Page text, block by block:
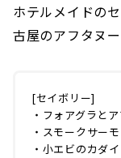
ホテルメイドの
古屋のアフタヌー
[セイボリー]
・フォアグラと
・スモークサー
・小エビのカダ